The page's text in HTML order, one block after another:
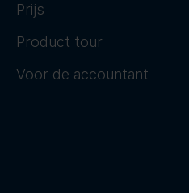
Prijs
Product tour
Voor de accountant